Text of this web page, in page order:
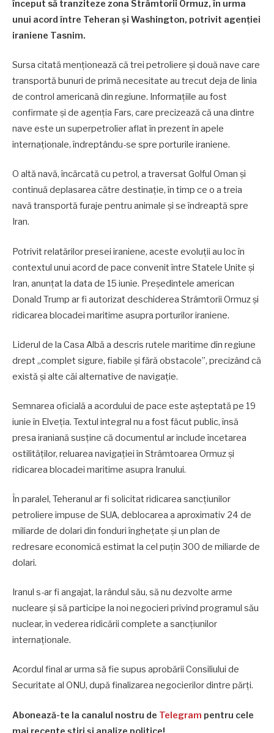
început să tranziteze zona Strâmtorii Ormuz, în urma
unui acord între Teheran și Washington, potrivit agenției
iraniene Tasnim.
Sursa citată menționează că trei petroliere și două nave care
transportă bunuri de primă necesitate au trecut deja de linia
de control americană din regiune. Informațiile au fost
confirmate și de agenția Fars, care precizează că una dintre
nave este un superpetrolier aflat în prezent în apele
internaționale, îndreptându-se spre porturile iraniene.
O altă navă, încărcată cu petrol, a traversat Golful Oman și
continuă deplasarea către destinație, în timp ce o a treia
navă transportă furaje pentru animale și se îndreaptă spre
Iran.
Potrivit relatărilor presei iraniene, aceste evoluții au loc în
contextul unui acord de pace convenit între Statele Unite și
Iran, anunțat la data de 15 iunie. Președintele american
Donald Trump ar fi autorizat deschiderea Strâmtorii Ormuz și
ridicarea blocadei maritime asupra porturilor iraniene.
Liderul de la Casa Albă a descris rutele maritime din regiune
drept „complet sigure, fiabile și fără obstacole”, precizând că
există și alte căi alternative de navigație.
Semnarea oficială a acordului de pace este așteptată pe 19
iunie în Elveția. Textul integral nu a fost făcut public, însă
presa iraniană susține că documentul ar include încetarea
ostilităților, reluarea navigației în Strâmtoarea Ormuz și
ridicarea blocadei maritime asupra Iranului.
În paralel, Teheranul ar fi solicitat ridicarea sancțiunilor
petroliere impuse de SUA, deblocarea a aproximativ 24 de
miliarde de dolari din fonduri înghețate și un plan de
redresare economică estimat la cel puțin 300 de miliarde de
dolari.
Iranul s-ar fi angajat, la rândul său, să nu dezvolte arme
nucleare și să participe la noi negocieri privind programul său
nuclear, în vederea ridicării complete a sancțiunilor
internaționale.
Acordul final ar urma să fie supus aprobării Consiliului de
Securitate al ONU, după finalizarea negocierilor dintre părți.
Abonează-te la canalul nostru de Telegram pentru cele